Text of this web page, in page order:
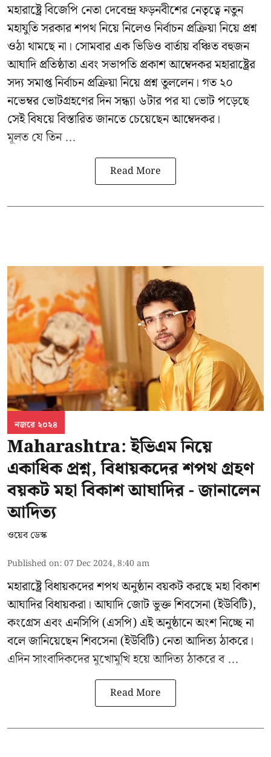
মহারাষ্ট্রে বিজেপি নেতা দেবেন্দ্র ফড়নবীশের নেতৃত্বে নতুন
মহাযুতি সরকার শপথ নিয়ে নিলেও নির্বাচন প্রক্রিয়া নিয়ে প্রশ্ন
ওঠা থামছে না। সোমবার এক ভিডিও বার্তায় বঞ্চিত বহুজন
আঘাদি প্রতিষ্ঠাতা এবং সভাপতি প্রকাশ আম্বেদকর মহারাষ্ট্রের
সদ্য সমাপ্ত নির্বাচন প্রক্রিয়া নিয়ে প্রশ্ন তুললেন। গত ২০
নভেম্বর ভোটগ্রহণের দিন সন্ধ্যা ৬টার পর যা ভোট পড়েছে
সেই বিষয়ে বিস্তারিত জানতে চেয়েছেন আম্বেদকর।
মূলত যে তিন ...
Read More
নজরে ২০২৪
Maharashtra: ইভিএম নিয়ে
একাধিক প্রশ্ন, বিধায়কদের শপথ গ্রহণ
বয়কট মহা বিকাশ আঘাদির - জানালেন
আদিত্য
ওয়েব ডেস্ক
Published on:07 Dec 2024, 8:40 am
মহারাষ্ট্রে বিধায়কদের শপথ অনুষ্ঠান বয়কট করছেমহা বিকাশ
আঘাদিরবিধায়করা। আঘাদি জোট ভুক্ত শিবসেনা (ইউবিটি),
কংগ্রেস এবং এনসিপি (এসপি) এই অনুষ্ঠানে অংশ নিচ্ছে না
বলে জানিয়েছেন শিবসেনা (ইউবিটি) নেতা আদিত্য ঠাকরে।
এদিন সাংবাদিকদের মুখোমুখি হয়েআদিত্য ঠাকরেব ...
Read More